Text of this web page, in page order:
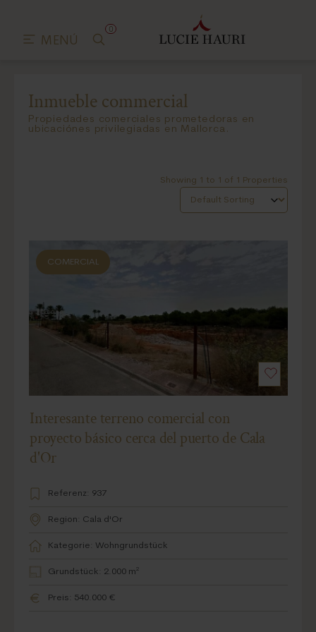
MENÚ
0
Inmueble commercial
Propiedades comerciales prometedoras en
ubicaciónes privilegiadas en Mallorca.
Showing 1 to 1 of 1 Properties
COMERCIAL
Interesante terreno comercial con
proyecto básico cerca del puerto de Cala
d'Or
Referenz: 937
Region: Cala d'Or
Kategorie: Wohngrundstück
Grundstück: 2.000 m²
Preis: 540.000 €